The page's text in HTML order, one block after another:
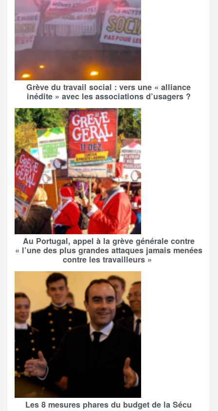
Grève du travail social : vers une « alliance
inédite » avec les associations d’usagers ?
Au Portugal, appel à la grève générale contre
« l’une des plus grandes attaques jamais menées
contre les travailleurs »
Les 8 mesures phares du budget de la Sécu